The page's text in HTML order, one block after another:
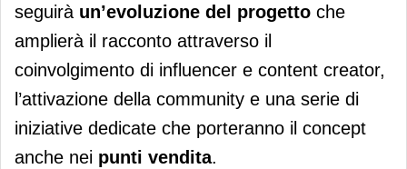
seguirà un’evoluzione del progetto che
amplierà il racconto attraverso il
coinvolgimento di influencer e content creator,
l’attivazione della community e una serie di
iniziative dedicate che porteranno il concept
anche nei punti vendita.